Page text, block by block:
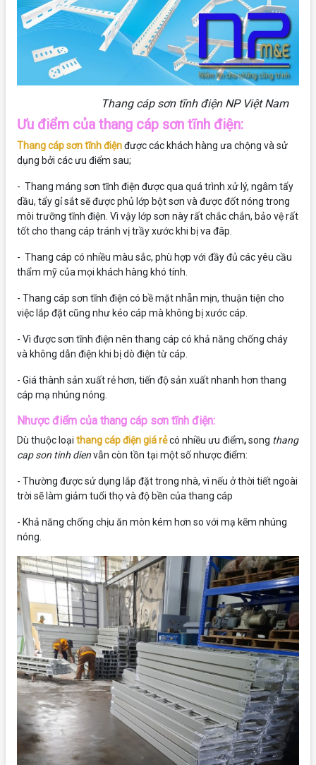
Thang cáp sơn tĩnh điện NP Việt Nam
Ưu điểm của thang cáp sơn tĩnh điện:
Thang cáp sơn tĩnh điệnđược các khách hàng ưa chộng và sử
dụng bởi các ưu điểm sau;
- Thang máng sơn tĩnh điện được qua quá trình xử lý, ngâm tẩy
dầu, tẩy gỉ sắt sẽ được phủ lớp bột sơn và được đốt nóng trong
môi trưỡng tĩnh điện. Vì vậy lớp sơn này rất chắc chắn, bảo vệ rất
tốt cho thang cáp tránh vị trầy xước khi bị va đâp.
- Thang cáp có nhiều màu sắc, phù hợp với đầy đủ các yêu cầu
thẩm mỹ của mọi khách hàng khó tính.
- Thang cáp sơn tĩnh điện có bề mặt nhẵn mịn, thuận tiện cho
việc lắp đặt cũng như kéo cáp mà không bị xước cáp.
- Vì được sơn tĩnh điện nên thang cáp có khả năng chống cháy
và không dẫn điện khi bị dò điện từ cáp.
- Giá thành sản xuất rẻ hơn, tiến độ sản xuất nhanh hơn thang
cáp mạ nhúng nóng.
Nhược điểm của thang cáp sơn tĩnh điện:
Dù thuộc loại thang cáp điện giá rẻcó nhiều ưu điểm,song thang
cap son tinh dienvẫn còn tồn tại một số nhược điểm:
- Thường được sử dụng lắp đặt trong nhà, vì nếu ở thời tiết ngoài
trời sẽ làm giảm tuổi thọ và độ bền của thang cáp
- Khả năng chống chịu ăn mòn kém hơn so với mạ kẽm nhúng
nóng.